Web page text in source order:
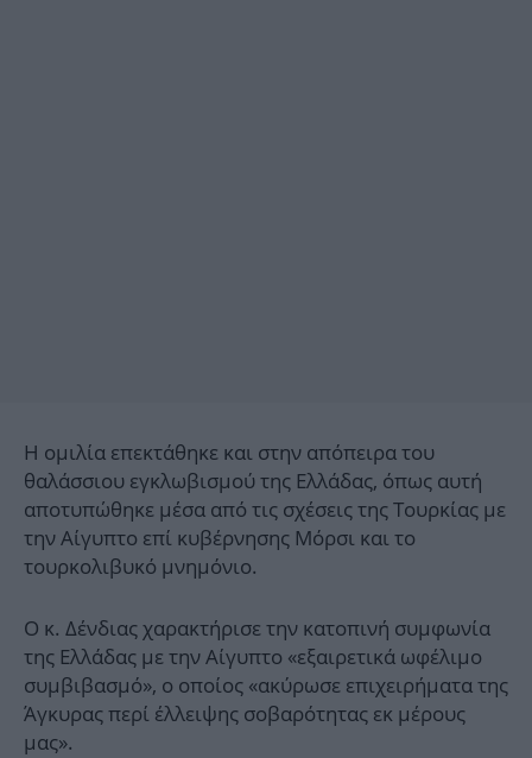
Η ομιλία επεκτάθηκε και στην απόπειρα του
θαλάσσιου εγκλωβισμού της Ελλάδας, όπως αυτή
αποτυπώθηκε μέσα από τις σχέσεις της Τουρκίας με
την Αίγυπτο επί κυβέρνησης Μόρσι και το
τουρκολιβυκό μνημόνιο.
Ο κ. Δένδιας χαρακτήρισε την κατοπινή συμφωνία
της Ελλάδας με την Αίγυπτο «εξαιρετικά ωφέλιμο
συμβιβασμό», ο οποίος «ακύρωσε επιχειρήματα της
Άγκυρας περί έλλειψης σοβαρότητας εκ μέρους
μας».